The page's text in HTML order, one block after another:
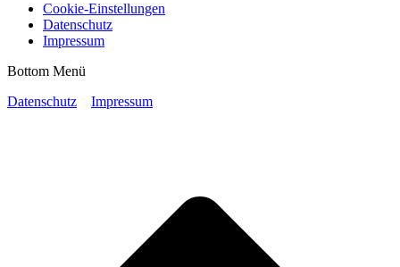
Cookie-Einstellungen
Datenschutz
Impressum
Bottom Menü
Datenschutz
Impressum